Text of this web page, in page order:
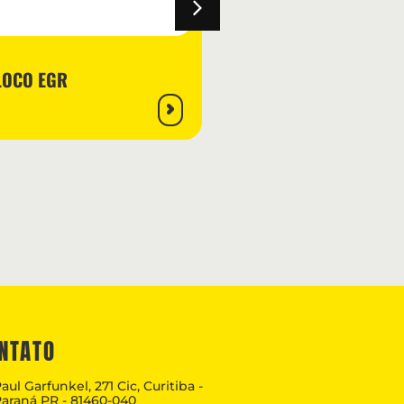
EGR
Garfunkel, 271 Cic, Curitiba -
PR - 81460-040